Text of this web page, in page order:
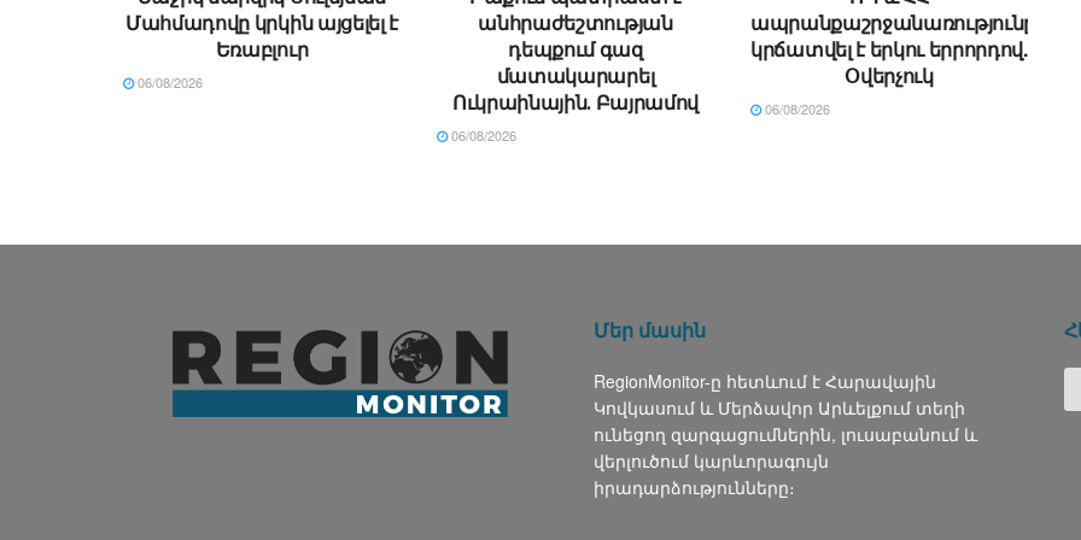
Մահմադովը կրկին այցելել է
Եռաբլուր
06/08/2026
անհրաժեշտության
դեպքում գազ
մատակարարել
Ուկրաինային․ Բայրամով
06/08/2026
ապրանքաշրջանառությունը
կրճատվել է երկու երրորդով.
Օվերչուկ
06/08/2026
Մեր մասին
RegionMonitor-ը հետևում է Հարավային
Կովկասում և Մերձավոր Արևելքում տեղի
ունեցող զարգացումներին, լուսաբանում և
վերլուծում կարևորագույն
իրադարձությունները։